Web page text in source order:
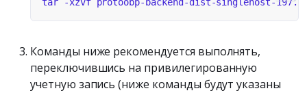
Команды ниже рекомендуется выполнять,
переключившись на привилегированную
учетную запись (ниже команды будут указаны